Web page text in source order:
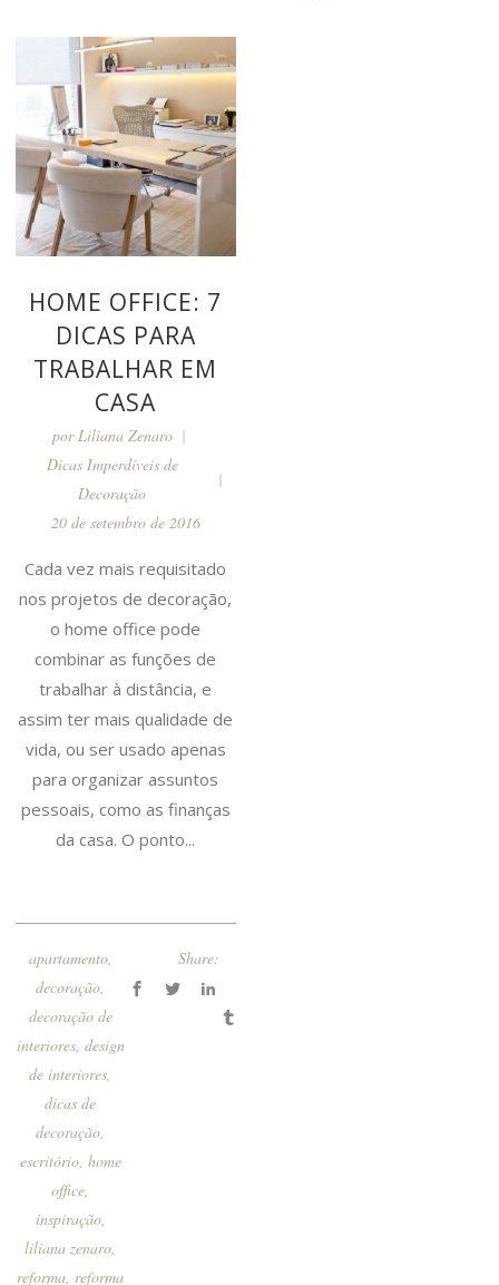
HOME OFFICE: 7
DICAS PARA
TRABALHAR EM
CASA
porLiliana Zenaro
Dicas Imperdíveis de
Decoração
20 de setembro de 2016
Cada vez mais requisitado
nos projetos de decoração,
o home office pode
combinar as funções de
trabalhar à distância, e
assim ter mais qualidade de
vida, ou ser usado apenas
para organizar assuntos
pessoais, como as finanças
da casa. O ponto...
apartamento,
decoração,
decoração de
interiores, design
de interiores,
dicas de
decoração,
escritório, home
office,
inspiração,
liliana zenaro,
reforma,reforma
Share: